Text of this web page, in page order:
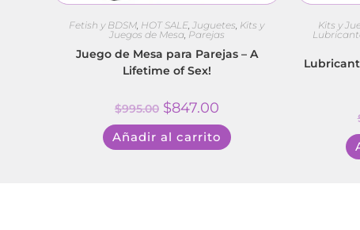
Fetish y BDSM HOT SALE Juguetes Kits y
Juegos de Mesa, Parejas
Juego de Mesa para Parejas – A
Lifetime of Sex!
$995.00 $847.00
Añadir al carrito
Kits y